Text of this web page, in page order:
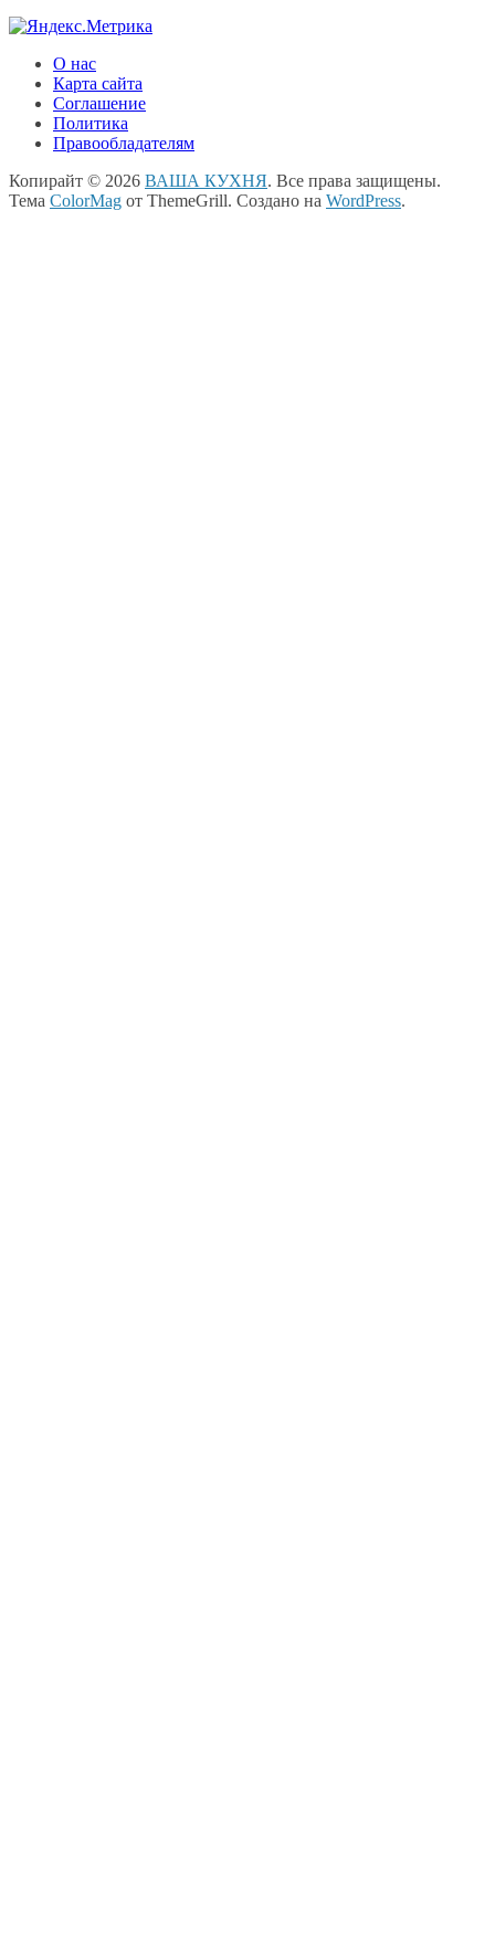
О нас
Карта сайта
Соглашение
Политика
Правообладателям
Копирайт © 2026 ВАША КУХНЯ. Все права защищены.
Тема ColorMag от ThemeGrill. Создано на WordPress.